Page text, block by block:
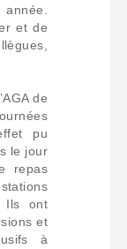
et de
de
pu
le jour
repas
Ils ont
et
à